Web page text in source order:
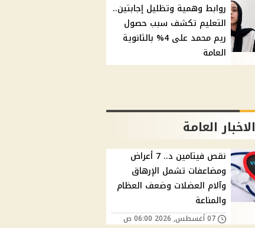
روابط وهمية وتظليل إجابتين..
التعليم تكشف سبب حصول
ريم محمد على 4% بالثانوية
العامة
الاخبار العامة
نقص فيتامين د.. 7 أعراض
ومضاعفات تشمل الإرهاق
وآلام العضلات وضعف العظام
والمناعة
07 أغسطس, 2026 06:00 ص